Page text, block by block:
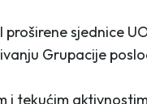
sjednice
Grupacije
tekućim